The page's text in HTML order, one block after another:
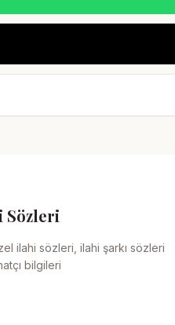
Sözleri
ilahi sözleri, ilahi şarkı sözleri
bilgileri